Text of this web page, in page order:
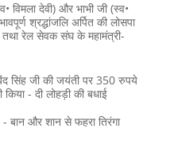
विमला देवी) और भाभी जी (स्व•
श्रद्धांजलि अर्पित की लोसपा
तथा रेल सेवक संघ के महामंत्री-
सिंह जी की जयंती पर 350 रुपये
किया - दी लोहड़ी की बधाई
और शान से फहरा तिरंगा